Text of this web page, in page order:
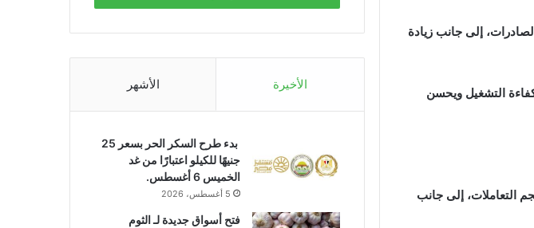
إلى جانب زيادة
الاعتماد على الفروع بنسبة 50%، ما يعزز كفاءة التشغيل ويحسن
التعاملات، إلى جانب
الأخيرة الأشهر
بدء طرح السكر الحر بسعر 25
جنيهًا للكيلو اعتبارًا من غد
الخميس 6 أغسطس.
5 أغسطس، 2026
فتح أسواق جديدة لـ الثوم